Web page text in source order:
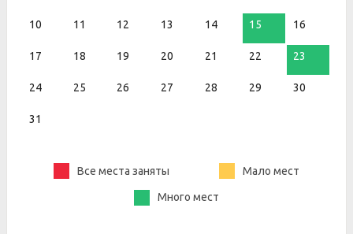
10 11 12 13 14 15 16
17 18 19 20 21 22 23
24 25 26 27 28 29 30
31
Все места заняты Мало мест
Много мест